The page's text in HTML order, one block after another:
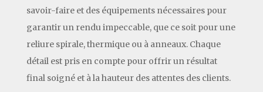
savoir-faire et des équipements nécessaires pour
garantir un rendu impeccable, que ce soit pour une
reliure spirale, thermique ou à anneaux. Chaque
détail est pris en compte pour offrir un résultat
final soigné et à la hauteur des attentes des clients.